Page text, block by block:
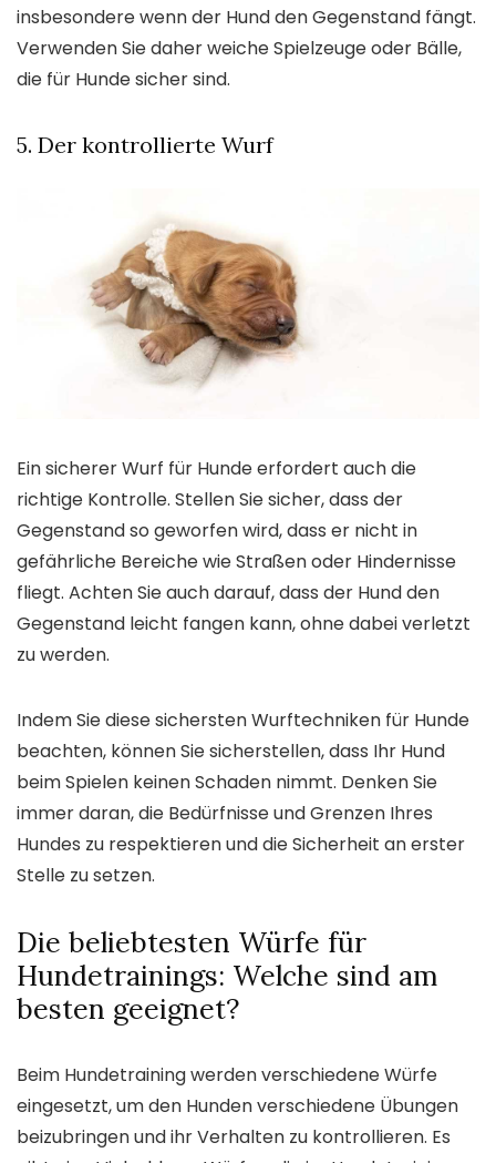
insbesondere wenn der Hund den Gegenstand fängt.
Verwenden Sie daher weiche Spielzeuge oder Bälle,
die für Hunde sicher sind.
5. Der kontrollierte Wurf
Ein sicherer Wurf für Hunde erfordert auch die
richtige Kontrolle. Stellen Sie sicher, dass der
Gegenstand so geworfen wird, dass er nicht in
gefährliche Bereiche wie Straßen oder Hindernisse
fliegt. Achten Sie auch darauf, dass der Hund den
Gegenstand leicht fangen kann, ohne dabei verletzt
zu werden.
Indem Sie diese sichersten Wurftechniken für Hunde
beachten, können Sie sicherstellen, dass Ihr Hund
beim Spielen keinen Schaden nimmt. Denken Sie
immer daran, die Bedürfnisse und Grenzen Ihres
Hundes zu respektieren und die Sicherheit an erster
Stelle zu setzen.
Die beliebtesten Würfe für
Hundetrainings: Welche sind am
besten geeignet?
Beim Hundetraining werden verschiedene Würfe
eingesetzt, um den Hunden verschiedene Übungen
beizubringen und ihr Verhalten zu kontrollieren. Es